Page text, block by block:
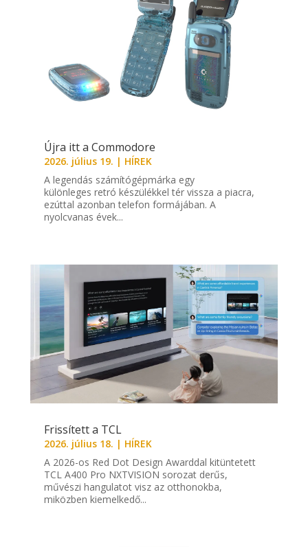
Újra itt a Commodore
2026. július 19. | HÍREK
A legendás számítógépmárka egy
különleges retró készülékkel tér vissza a piacra,
ezúttal azonban telefon formájában. A
nyolcvanas évek...
Frissített a TCL
2026. július 18. | HÍREK
A 2026-os Red Dot Design Awarddal kitüntetett
TCL A400 Pro NXTVISION sorozat derűs,
művészi hangulatot visz az otthonokba,
miközben kiemelkedő...